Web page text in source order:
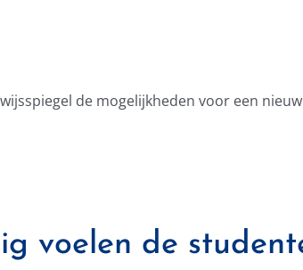
de mogelijkheden voor een
voelen de